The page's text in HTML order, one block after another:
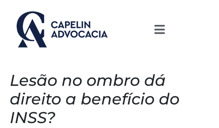
Lesão no ombro dá
direito a benefício do
INSS?